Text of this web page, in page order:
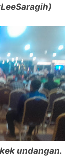
undangan.